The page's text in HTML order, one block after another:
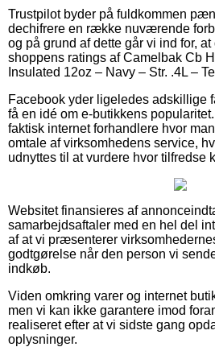
Trustpilot byder på fuldkommen
dechifrere en række nuværende
og på grund af dette går vi ind for,
shoppens ratings af Camelbak Cb
Insulated 12oz – Navy – Str. .4L –
Facebook yder ligeledes adskillige
få en idé om e-butikkens
faktisk internet forhandlere hvor
omtale af virksomhedens service,
udnyttes til at vurdere hvor tilfredse
Websitet finansieres af
samarbejdsaftaler med en hel del
af at vi præsenterer
godtgørelse når den person vi
indkøb.
Viden omkring varer og internet
men vi kan ikke garantere imod
realiseret efter at vi sidste gang
oplysninger.